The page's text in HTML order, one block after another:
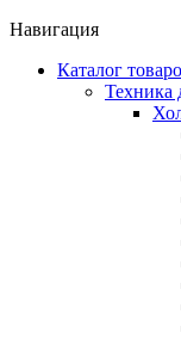
Навигация
Каталог
Техника